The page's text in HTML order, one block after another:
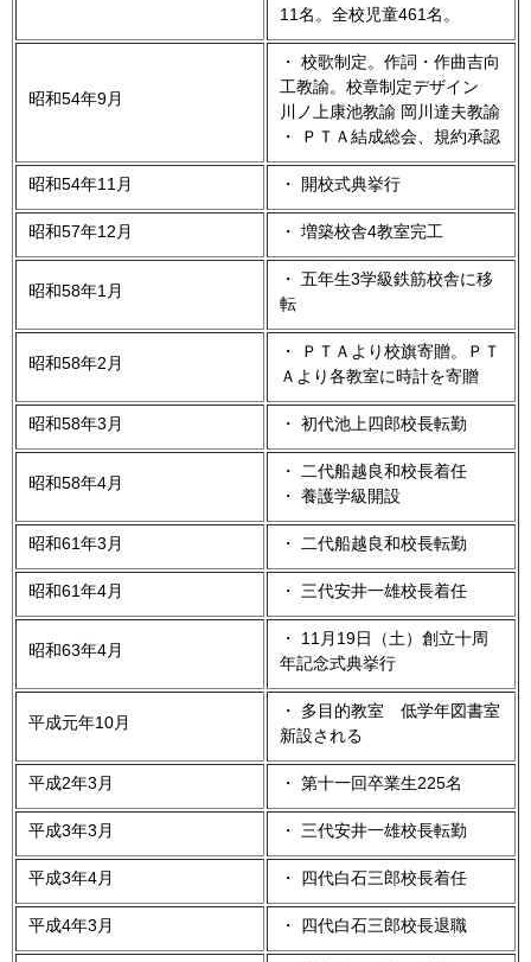
11名。全校児童461名。
昭和54年9月
・ 校歌制定。作詞・作曲吉向
工教諭。校章制定デザイン
川ノ上康池教諭 岡川達夫教諭
・ ＰＴＡ結成総会、規約承認
昭和54年11月 ・ 開校式典挙行
昭和57年12月 ・ 増築校舎4教室完工
昭和58年1月
・ 五年生3学級鉄筋校舎に移
転
昭和58年2月
・ ＰＴＡより校旗寄贈。ＰＴ
Ａより各教室に時計を寄贈
昭和58年3月 ・ 初代池上四郎校長転勤
昭和58年4月
・ 二代船越良和校長着任
・ 養護学級開設
昭和61年3月 ・ 二代船越良和校長転勤
昭和61年4月 ・ 三代安井一雄校長着任
昭和63年4月
・ 11月19日（土）創立十周
年記念式典挙行
平成元年10月
・ 多目的教室 低学年図書室
新設される
平成2年3月 ・ 第十一回卒業生225名
平成3年3月 ・ 三代安井一雄校長転勤
平成3年4月 ・ 四代白石三郎校長着任
平成4年3月 ・ 四代白石三郎校長退職